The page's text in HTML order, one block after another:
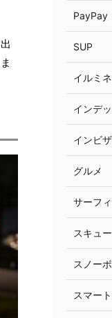
PayPay
SUP
イルミ
インデ
インビ
グルメ
サーフ
スキュ
スノー
スマー